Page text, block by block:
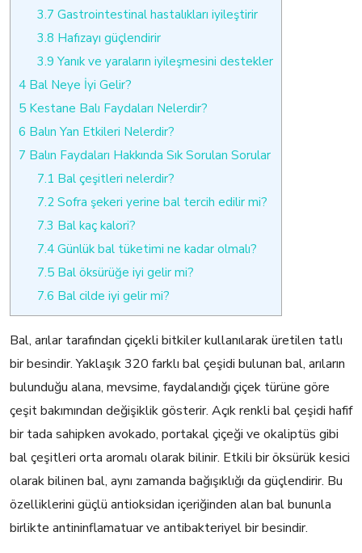
3.7 Gastrointestinal hastalıkları iyileştirir
3.8 Hafızayı güçlendirir
3.9 Yanık ve yaraların iyileşmesini destekler
4 Bal Neye İyi Gelir?
5 Kestane Balı Faydaları Nelerdir?
6 Balın Yan Etkileri Nelerdir?
7 Balın Faydaları Hakkında Sık Sorulan Sorular
7.1 Bal çeşitleri nelerdir?
7.2Sofra şekeri yerine bal tercih edilir mi?
7.3 Bal kaç kalori?
7.4Günlük bal tüketimi ne kadar olmalı?
7.5Bal öksürüğe iyi gelir mi?
7.6 Bal cilde iyi gelir mi?
Bal, arılar tarafından çiçekli bitkiler kullanılarak üretilen tatlı
bir besindir. Yaklaşık 320 farklı bal çeşidi bulunan bal, arıların
bulunduğu alana, mevsime, faydalandığı çiçek türüne göre
çeşit bakımından değişiklik gösterir. Açık renkli bal çeşidi hafif
bir tada sahipken avokado, portakal çiçeği ve okaliptüs gibi
bal çeşitleri orta aromalı olarak bilinir. Etkili bir öksürük kesici
olarak bilinen bal, aynı zamanda bağışıklığı da güçlendirir. Bu
özelliklerini güçlü antioksidan içeriğinden alan bal bununla
birlikte antininflamatuar ve antibakteriyel bir besindir.